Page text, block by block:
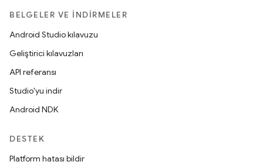
BELGELER VE İNDIRMELER
Android Studio kılavuzu
Geliştirici kılavuzları
API referansı
Studio'yu indir
Android NDK
DESTEK
Platform hatası bildir